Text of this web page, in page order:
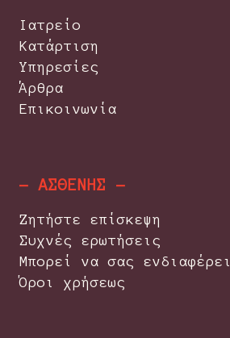
Ιατρείο
Κατάρτιση
Υπηρεσίες
Άρθρα
Επικοινωνία
- ΑΣΘΕΝΗΣ -
Ζητήστε επίσκεψη
Συχνές ερωτήσεις
Μπορεί να σας ενδιαφέρει
Όροι χρήσεως